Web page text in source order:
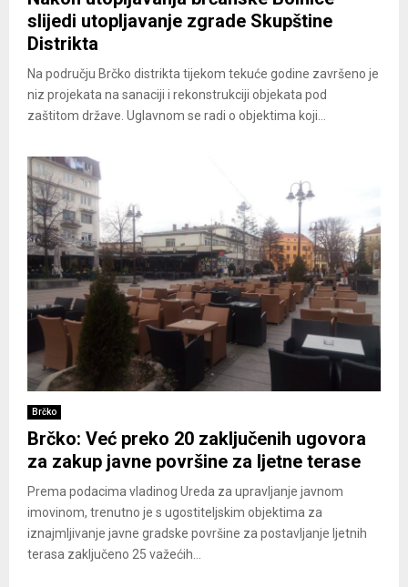
slijedi utopljavanje zgrade Skupštine
Distrikta
Na području Brčko distrikta tijekom tekuće godine završeno je
niz projekata na sanaciji i rekonstrukciji objekata pod
zaštitom države. Uglavnom se radi o objektima koji...
Brčko
Brčko: Već preko 20 zaključenih ugovora
za zakup javne površine za ljetne terase
Prema podacima vladinog Ureda za upravljanje javnom
imovinom, trenutno je s ugostiteljskim objektima za
iznajmljivanje javne gradske površine za postavljanje ljetnih
terasa zaključeno 25 važećih...